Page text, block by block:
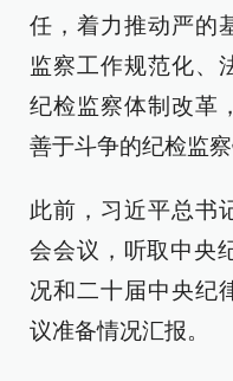
任，着力推动严的
监察工作规范化、
纪检监察体制改革
善于斗争的纪检监察
此前，习近平总书
会会议，听取中央
况和二十届中央纪
议准备情况汇报。